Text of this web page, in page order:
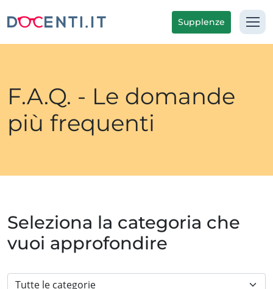
Supplenze
F.A.Q. - Le domande
più frequenti
Seleziona la categoria che
vuoi approfondire